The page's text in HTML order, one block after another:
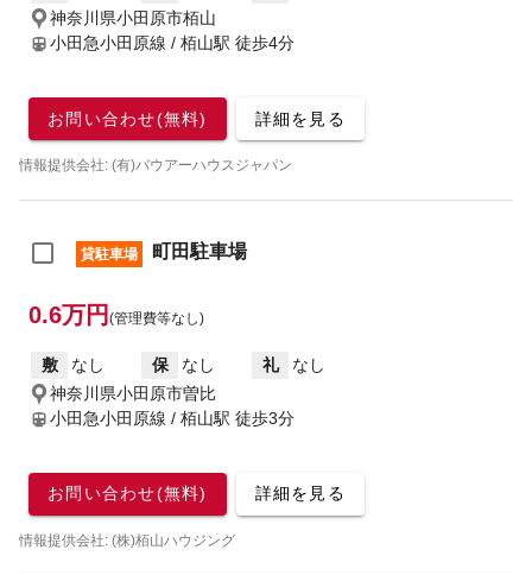
神奈川県小田原市栢山
小田急小田原線 / 栢山駅 徒歩4分
お問い合わせ(無料) 詳細を見る
情報提供会社: (有)バウアーハウスジャパン
貸駐車場 町田駐車場
0.6万円 (管理費等なし)
敷 なし 保 なし 礼
なし
神奈川県小田原市曽比
小田急小田原線 / 栢山駅 徒歩3分
お問い合わせ(無料) 詳細を見る
情報提供会社: (株)栢山ハウジング